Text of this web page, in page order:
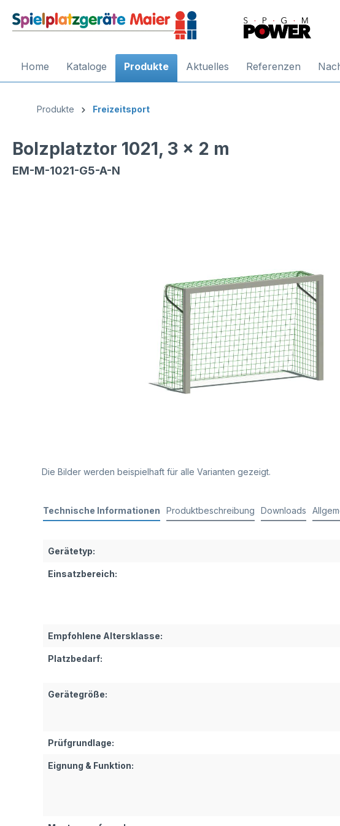
Home Kataloge Produkte Aktuelles Referenzen
Produkte Freizeitsport
Bolzplatztor 1021, 3 x 2 m
EM-M-1021-G5-A-N
Die Bilder werden beispielhaft für alle Varianten gezeigt.
Technische Informationen Produktbeschreibung Downloads
Gerätetyp:
Einsatzbereich:
Empfohlene Altersklasse:
Platzbedarf:
Gerätegröße:
Prüfgrundlage:
Eignung & Funktion: